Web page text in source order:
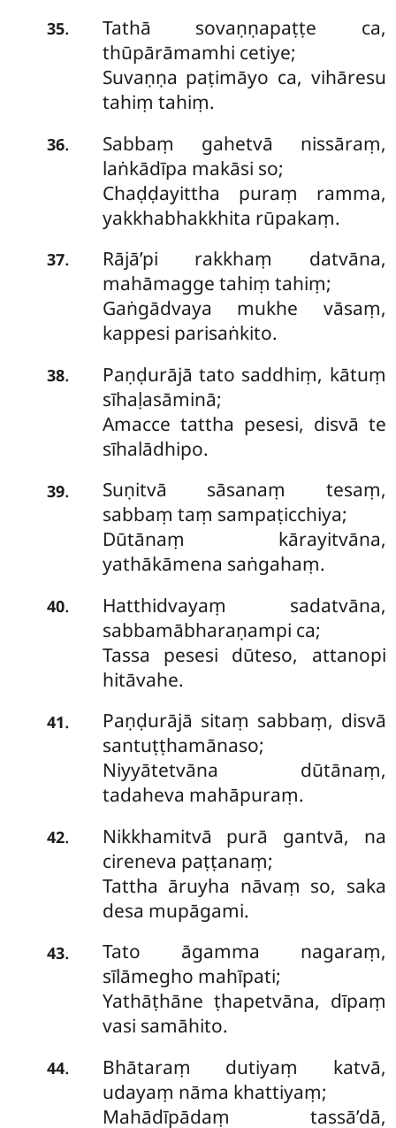
35.
Tathā sovaṇṇapaṭṭe ca,
thūpārāmamhi cetiye;
Suvaṇṇa paṭimāyo ca, vihāresu
tahiṃ tahiṃ.
36.
Sabbaṃ gahetvā nissāraṃ,
laṅkādīpa makāsi so;
Chaḍḍayittha puraṃ ramma,
yakkhabhakkhita rūpakaṃ.
37.
Rājā’pi rakkhaṃ datvāna,
mahāmagge tahiṃ tahiṃ;
Gaṅgādvaya mukhe vāsaṃ,
kappesi parisaṅkito.
38.
Paṇḍurājā tato saddhiṃ, kātuṃ
sīhaḷasāminā;
Amacce tattha pesesi, disvā te
sīhalādhipo.
39.
Suṇitvā sāsanaṃ tesaṃ,
sabbaṃ taṃ sampaṭicchiya;
Dūtānaṃ kārayitvāna,
yathākāmena saṅgahaṃ.
40.
Hatthidvayaṃ sadatvāna,
sabbamābharaṇampi ca;
Tassa pesesi dūteso, attanopi
hitāvahe.
41.
Paṇḍurājā sitaṃ sabbaṃ, disvā
santuṭṭhamānaso;
Niyyātetvāna dūtānaṃ,
tadaheva mahāpuraṃ.
42.
Nikkhamitvā purā gantvā, na
cireneva paṭṭanaṃ;
Tattha āruyha nāvaṃ so, saka
desa mupāgami.
43. Tato āgamma nagaraṃ,
sīlāmegho mahīpati;
Yathāṭhāne ṭhapetvāna, dīpaṃ
vasi samāhito.
44.
Bhātaraṃ dutiyaṃ katvā,
udayaṃ nāma khattiyaṃ;
Mahādīpādaṃ tassā’dā,